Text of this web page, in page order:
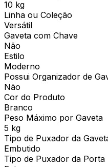
10 kg
Linha ou Coleção
Versátil
Gaveta com Chave
Não
Estilo
Moderno
Possui Organizador de
Não
Cor do Produto
Branco
Peso Máximo por Gaveta
5 kg
Tipo de Puxador da
Embutido
Tipo de Puxador da Porta